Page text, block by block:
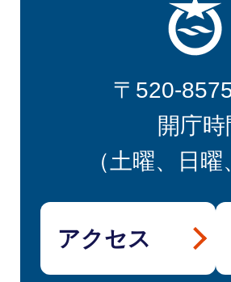
〒520-
開庁
（土曜、日
アクセス